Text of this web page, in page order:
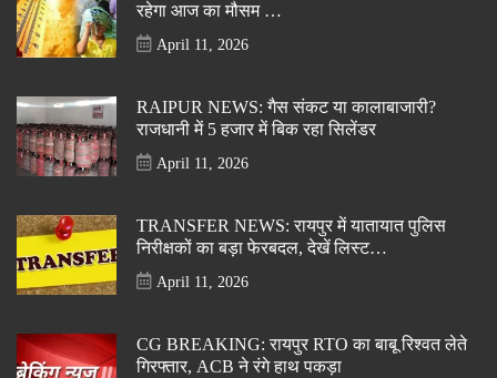
रहेगा आज का मौसम …
April 11, 2026
RAIPUR NEWS: गैस संकट या कालाबाजारी?
राजधानी में 5 हजार में बिक रहा सिलेंडर
April 11, 2026
TRANSFER NEWS: रायपुर में यातायात पुलिस
निरीक्षकों का बड़ा फेरबदल, देखें लिस्ट…
April 11, 2026
CG BREAKING: रायपुर RTO का बाबू रिश्वत लेते
गिरफ्तार, ACB ने रंगे हाथ पकड़ा